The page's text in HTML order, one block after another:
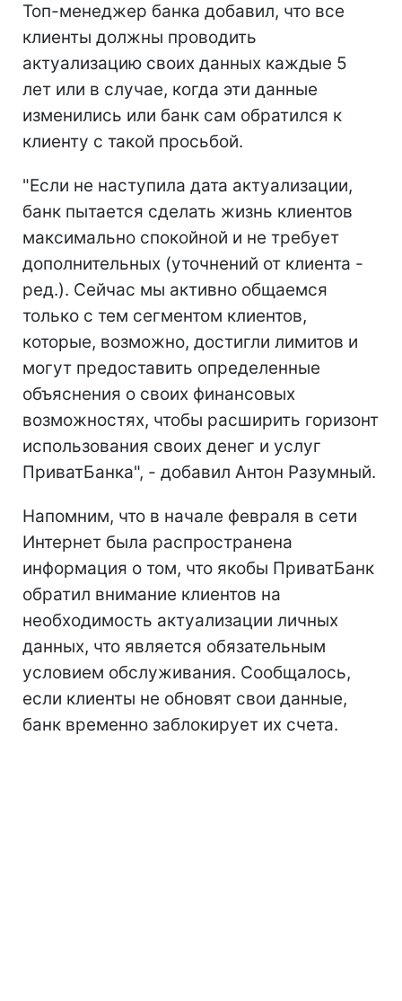
Топ-менеджер банка добавил, что все
клиенты должны проводить
актуализацию своих данных каждые 5
лет или в случае, когда эти данные
изменились или банк сам обратился к
клиенту с такой просьбой.
"Если не наступила дата актуализации,
банк пытается сделать жизнь клиентов
максимально спокойной и не требует
дополнительных (уточнений от клиента -
ред.). Сейчас мы активно общаемся
только с тем сегментом клиентов,
которые, возможно, достигли лимитов и
могут предоставить определенные
объяснения о своих финансовых
возможностях, чтобы расширить горизонт
использования своих денег и услуг
ПриватБанка", - добавил Антон Разумный.
Напомним, что в начале февраля в сети
Интернет была распространена
информация о том, что якобы ПриватБанк
обратил внимание клиентов на
необходимость актуализации личных
данных, что является обязательным
условием обслуживания. Сообщалось,
если клиенты не обновят свои данные,
банк временно заблокирует их счета.